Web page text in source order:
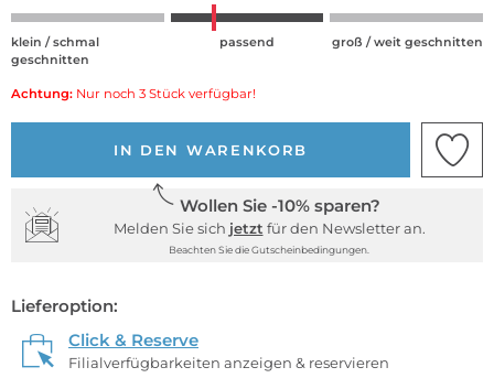
klein / schmal
geschnitten
passend groß / weit geschnitten
Achtung: Nur noch 3 Stück verfügbar!
IN DEN WARENKORB
Wollen Sie -10% sparen?
Melden Sie sich jetzt für den Newsletter an.
Beachten Sie die Gutscheinbedingungen.
Lieferoption:
Click & Reserve
Filialverfügbarkeiten anzeigen & reservieren